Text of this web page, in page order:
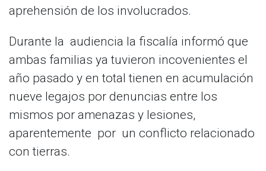
aprehensión de los involucrados.
Durante la audiencia la fiscalía informó que
ambas familias ya tuvieron incovenientes el
año pasado y en total tienen en acumulación
nueve legajos por denuncias entre los
mismos por amenazas y lesiones,
aparentemente por un conflicto relacionado
con tierras.